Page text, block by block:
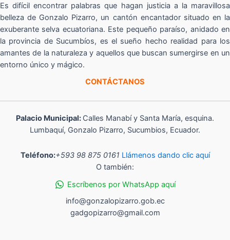
Es difícil encontrar palabras que hagan justicia a la maravillosa
belleza de Gonzalo Pizarro, un cantón encantador situado en la
exuberante selva ecuatoriana. Este pequeño paraíso, anidado en
la provincia de Sucumbíos, es el sueño hecho realidad para los
amantes de la naturaleza y aquellos que buscan sumergirse en un
entorno único y mágico.
CONTÁCTANOS
Palacio Municipal: Calles Manabí y Santa María, esquina.
Lumbaquí, Gonzalo Pizarro, Sucumbios, Ecuador.
Teléfono:+593 98 875 0161 Llámenos dando clic aquí
O también:
Escríbenos por WhatsApp aquí
info@gonzalopizarro.gob.ec
gadgopizarro@gmail.com